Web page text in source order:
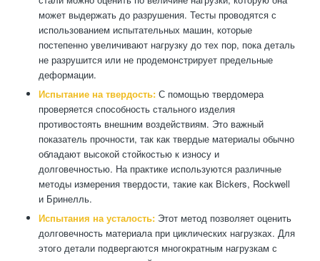
может выдержать до разрушения. Тесты проводятся с
использованием испытательных машин, которые
постепенно увеличивают нагрузку до тех пор, пока деталь
не разрушится или не продемонстрирует предельные
деформации.
Испытание на твердость:С помощью твердомера
проверяется способность стального изделия
противостоять внешним воздействиям. Это важный
показатель прочности, так как твердые материалы обычно
обладают высокой стойкостью к износу и
долговечностью. На практике используются различные
методы измерения твердости, такие как Вickers, Rockwell
и Бринелль.
Испытания на усталость:Этот метод позволяет оценить
долговечность материала при циклических нагрузках. Для
этого детали подвергаются многократным нагрузкам с